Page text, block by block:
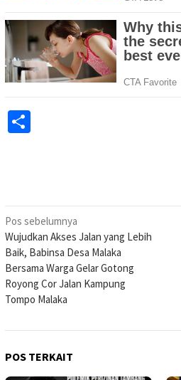
Navigasi
pos
Pos sebelumnya
Wujudkan Akses Jalan yang Lebih
Baik, Babinsa Desa Malaka
Bersama Warga Gelar Gotong
Royong Cor Jalan Kampung
Tompo Malaka
POS TERKAIT